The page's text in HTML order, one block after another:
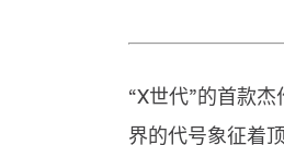
“X世代”的首款
界的代号象征着